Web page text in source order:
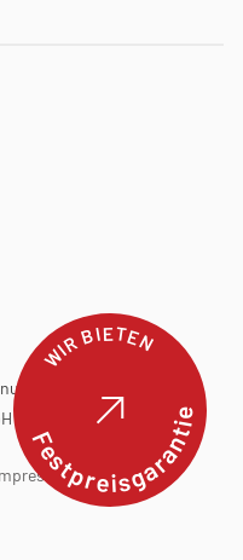
Günter Terfehr
& Co. KG
WIR BIETEN
Festpreisgarantie